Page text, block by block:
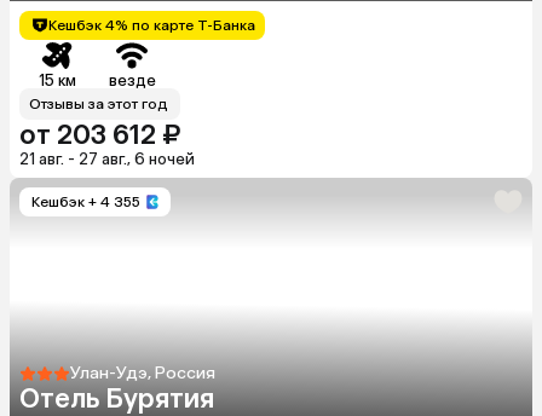
Кешбэк 4% по карте Т-Банка
15 км везде
Отзывы за этот год
от 203 612 ₽
21 авг. - 27 авг., 6 ночей
Кешбэк + 4 355
Улан-Удэ, Россия
Отель Бурятия